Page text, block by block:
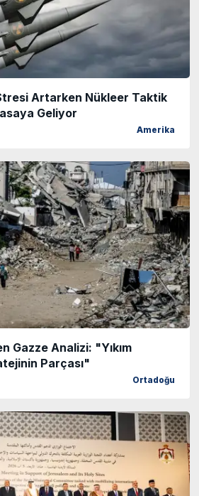
Artarken Nükleer Taktik
Geliyor
Amerika
Gazze Analizi: "Yıkım
Parçası"
Ortadoğu